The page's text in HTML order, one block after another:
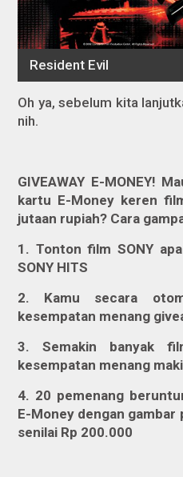
Oh ya, sebelum kita
nih.
GIVEAWAY E-MONEY!
kartu E-Money keren
jutaan rupiah? Cara
1. Tonton film SONY
SONY HITS
2. Kamu secara
kesempatan menang
3. Semakin banyak
kesempatan menang
4. 20 pemenang
E-Money dengan
senilai Rp 200.000